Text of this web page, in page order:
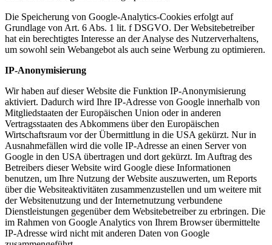
Die Speicherung von Google-Analytics-Cookies erfolgt auf
Grundlage von Art. 6 Abs. 1 lit. f DSGVO. Der Websitebetreiber
hat ein berechtigtes Interesse an der Analyse des Nutzerverhaltens,
um sowohl sein Webangebot als auch seine Werbung zu optimieren.
IP-Anonymisierung
Wir haben auf dieser Website die Funktion IP-Anonymisierung
aktiviert. Dadurch wird Ihre IP-Adresse von Google innerhalb von
Mitgliedstaaten der Europäischen Union oder in anderen
Vertragsstaaten des Abkommens über den Europäischen
Wirtschaftsraum vor der Übermittlung in die USA gekürzt. Nur in
Ausnahmefällen wird die volle IP-Adresse an einen Server von
Google in den USA übertragen und dort gekürzt. Im Auftrag des
Betreibers dieser Website wird Google diese Informationen
benutzen, um Ihre Nutzung der Website auszuwerten, um Reports
über die Websiteaktivitäten zusammenzustellen und um weitere mit
der Websitenutzung und der Internetnutzung verbundene
Dienstleistungen gegenüber dem Websitebetreiber zu erbringen. Die
im Rahmen von Google Analytics von Ihrem Browser übermittelte
IP-Adresse wird nicht mit anderen Daten von Google